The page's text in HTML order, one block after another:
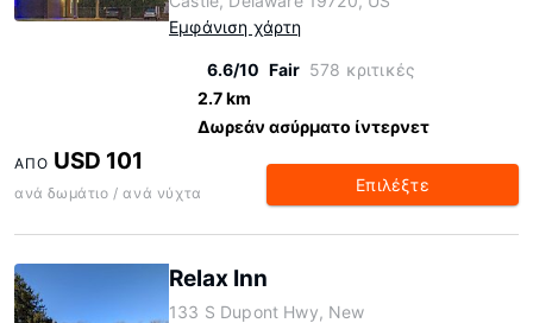
Εμφάνιση χάρτη
6.6/10 Fair 578 κριτικές
2.7 km
Δωρεάν ασύρματο ίντερνετ
ΑΠΌ USD 101
ανά δωμάτιο / ανά νύχτα Επιλέξτε
Relax Inn
133 S Dupont Hwy, New